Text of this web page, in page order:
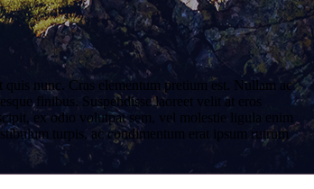
nunc. Cras elementum pretium est. Nullam ac
finibus. Suspendisse laoreet velit at eros
ex odio volutpat sem, vel molestie ligula enim
turpis, ac condimentum erat ipsum rutrum